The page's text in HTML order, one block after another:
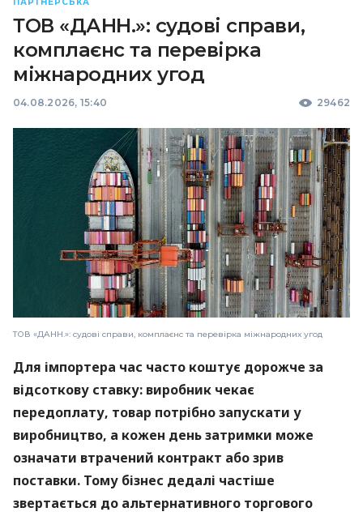
ПАРТНЕРСЬКА
ТОВ «ДАНН.»: судові справи,
комплаєнс та перевірка
міжнародних угод
04.08.2026, 15:40 29462
ТОВ «ДАНН.»: судові справи, комплаєнс та перевірка міжнародних угод
Для імпортера час часто коштує дорожче за
відсоткову ставку: виробник чекає
передоплату, товар потрібно запускати у
виробництво, а кожен день затримки може
означати втрачений контракт або зрив
поставки. Тому бізнес дедалі частіше
звертається до альтернативного торгового